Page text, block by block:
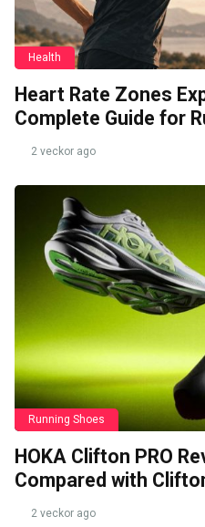
Health
Heart Rate Zones
Complete Guide for
2 veckor ago
Running Shoes
HOKA Clifton PRO
Compared with
2 veckor ago